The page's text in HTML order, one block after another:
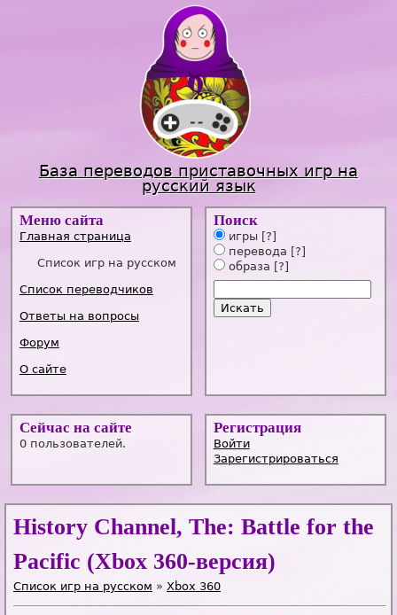
Jump to navigation
База переводов приставочных игр на
русский язык
Меню сайта
Главная страница
Список игр на русском
Список переводчиков
Ответы на вопросы
Форум
О сайте
Поиск
игры [?]
перевода [?]
образа [?]
Сейчас на сайте
0 пользователей.
Регистрация
Войти
Зарегистрироваться
History Channel, The: Battle for the
Pacific (Xbox 360-версия)
Список игр на русском » Xbox 360